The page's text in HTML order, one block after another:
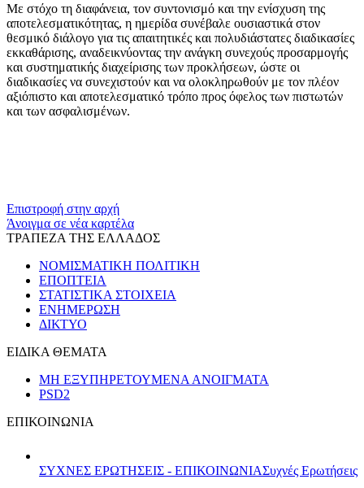
Με στόχο τη διαφάνεια, τον συντονισμό και την ενίσχυση της
αποτελεσματικότητας, η ημερίδα συνέβαλε ουσιαστικά στον
θεσμικό διάλογο για τις απαιτητικές και πολυδιάστατες διαδικασίες
εκκαθάρισης, αναδεικνύοντας την ανάγκη συνεχούς προσαρμογής
και συστηματικής διαχείρισης των προκλήσεων, ώστε οι
διαδικασίες να συνεχιστούν και να ολοκληρωθούν με τον πλέον
αξιόπιστο και αποτελεσματικό τρόπο προς όφελος των πιστωτών
και των ασφαλισμένων.
Επιστροφή στην αρχή
Άνοιγμα σε νέα καρτέλα
ΤΡΑΠΕΖΑ ΤΗΣ ΕΛΛΑΔΟΣ
ΝΟΜΙΣΜΑΤΙΚΗ ΠΟΛΙΤΙΚΗ
ΕΠΟΠΤΕΙΑ
ΣΤΑΤΙΣΤΙΚΑ ΣΤΟΙΧΕΙΑ
ΕΝΗΜΕΡΩΣΗ
ΔΙΚΤΥΟ
ΕΙΔΙΚΑ ΘΕΜΑΤΑ
ΜΗ ΕΞΥΠΗΡΕΤΟΥΜΕΝΑ ΑΝΟΙΓΜΑΤΑ
PSD2
ΕΠΙΚΟΙΝΩΝΙΑ
ΣΥΧΝΕΣ ΕΡΩΤΗΣΕΙΣ - ΕΠΙΚΟΙΝΩΝΙΑΣυχνές Ερωτήσεις